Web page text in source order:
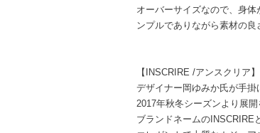
オーバーサイズなので、身
ンプルでありながら素材の良
【INSCRIRE /アンスクリア】
デザイナー岡ゆみか氏が手掛
2017年秋冬シーズンより展開
ブランドネームのINSCRIRE